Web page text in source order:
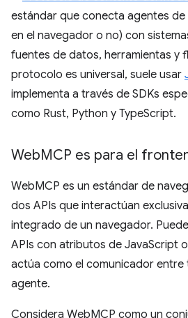
estándar que conecta agentes de
en el navegador o no) con
fuentes de datos, herramientas y
protocolo es universal, suele usar
implementa a través de SDKs
como Rust, Python y TypeScript.
WebMCP es para el
WebMCP es un estándar de
dos APIs que interactúan
integrado de un navegador.
APIs con atributos de JavaScript
actúa como el comunicador entre
agente.
Considera WebMCP como un